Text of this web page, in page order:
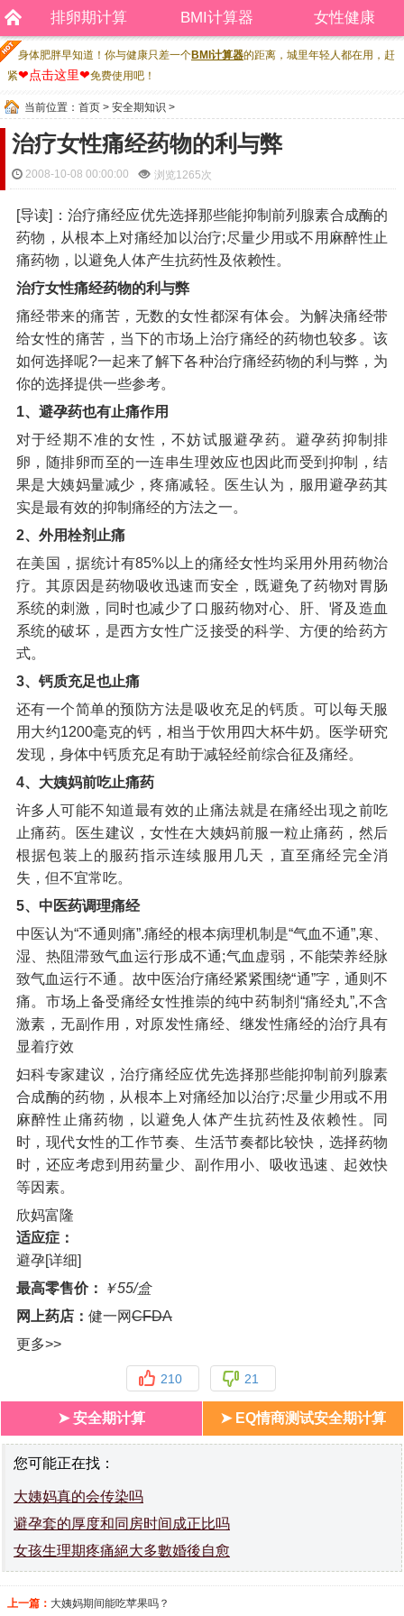
排卵期计算 BMI计算器 女性健康
身体肥胖早知道！你与健康只差一个BMI计算器的距离，城里年轻人都在用，赶
紧❤点击这里❤免费使用吧！
当前位置： 首页 > 安全期知识 >
治疗女性痛经药物的利与弊
2008-10-08 00:00:00 浏览1265次
[导读]：治疗痛经应优先选择那些能抑制前列腺素合成酶的
药物，从根本上对痛经加以治疗;尽量少用或不用麻醉性止
痛药物，以避免人体产生抗药性及依赖性。
治疗女性痛经药物的利与弊
痛经带来的痛苦，无数的女性都深有体会。为解决痛经带
给女性的痛苦，当下的市场上治疗痛经的药物也较多。该
如何选择呢?一起来了解下各种治疗痛经药物的利与弊，为
你的选择提供一些参考。
1、避孕药也有止痛作用
对于经期不准的女性，不妨试服避孕药。避孕药抑制排
卵，随排卵而至的一连串生理效应也因此而受到抑制，结
果是大姨妈量减少，疼痛减轻。医生认为，服用避孕药其
实是最有效的抑制痛经的方法之一。
2、外用栓剂止痛
在美国，据统计有85%以上的痛经女性均采用外用药物治
疗。其原因是药物吸收迅速而安全，既避免了药物对胃肠
系统的刺激，同时也减少了口服药物对心、肝、肾及造血
系统的破坏，是西方女性广泛接受的科学、方便的给药方
式。
3、钙质充足也止痛
还有一个简单的预防方法是吸收充足的钙质。可以每天服
用大约1200毫克的钙，相当于饮用四大杯牛奶。医学研究
发现，身体中钙质充足有助于减轻经前综合征及痛经。
4、大姨妈前吃止痛药
许多人可能不知道最有效的止痛法就是在痛经出现之前吃
止痛药。医生建议，女性在大姨妈前服一粒止痛药，然后
根据包装上的服药指示连续服用几天，直至痛经完全消
失，但不宜常吃。
5、中医药调理痛经
中医认为“不通则痛”.痛经的根本病理机制是“气血不通”,寒、
湿、热阻滞致气血运行形成不通;气血虚弱，不能荣养经脉
致气血运行不通。故中医治疗痛经紧紧围绕“通”字，通则不
痛。市场上备受痛经女性推崇的纯中药制剂“痛经丸”,不含
激素，无副作用，对原发性痛经、继发性痛经的治疗具有
显着疗效
妇科专家建议，治疗痛经应优先选择那些能抑制前列腺素
合成酶的药物，从根本上对痛经加以治疗;尽量少用或不用
麻醉性止痛药物，以避免人体产生抗药性及依赖性。同
时，现代女性的工作节奏、生活节奏都比较快，选择药物
时，还应考虑到用药量少、副作用小、吸收迅速、起效快
等因素。
欣妈富隆
适应症：
避孕[详细]
最高零售价：
￥55/盒
网上药店： 健一网CFDA
更多>>
210 21
➤ 安全期计算 ➤ EQ情商测试安全期计算
您可能正在找：
大姨妈真的会传染吗
避孕套的厚度和同房时间成正比吗
女孩生理期疼痛絕大多數婚後自愈
上一篇： 大姨妈期间能吃苹果吗？